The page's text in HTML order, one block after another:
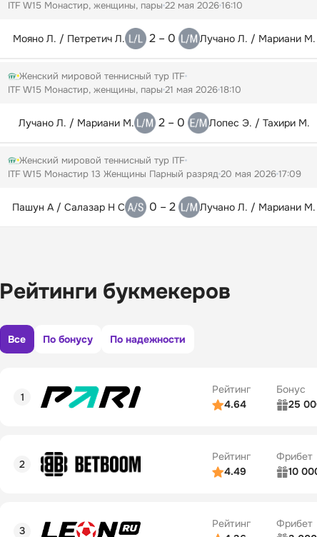
ITF W15 Монастир, женщины, пары 22 мая 202616:10
Мояно Л. / Петретич Л. 2 – 0 Лучано Л. / Мариани М.
Женский мировой теннисный тур ITF
ITF W15 Монастир, женщины, пары 21 мая 202618:10
Лучано Л. / Мариани М. 2 – 0 Лопес Э. / Тахири М.
Женский мировой теннисный тур ITF
ITF W15 Монастир 13 Женщины Парный разряд20 мая 202617:09
Пашун А / Салазар Н С 0 – 2 Лучано Л. / Мариани М.
Рейтинги букмекеров
Все По бонусу По надежности
Рейтинг
4.64
Бонус
25
Бонусы и акции
5/5
Рейтинг
4.49
Фрибет
10
Бонусы и акции
5/5
Рейтинг
Фрибет